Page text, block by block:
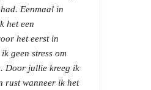
Eenmaal in
het een
het eerst in
geen stress om
Door jullie kreeg ik
rust wanneer ik het